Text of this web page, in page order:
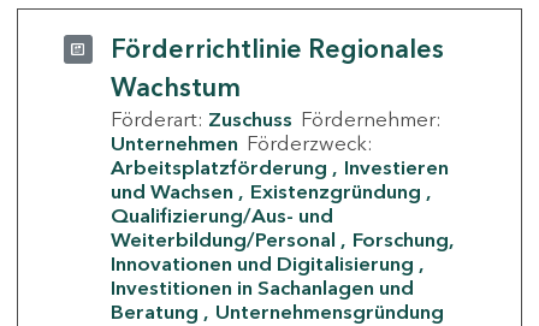
Förderrichtlinie Regionales
Wachstum
Förderart: Zuschuss Fördernehmer:
Unternehmen Förderzweck:
Arbeitsplatzförderung
Investieren
und Wachsen
Existenzgründung
Qualifizierung/Aus- und
Weiterbildung/Personal
Forschung,
Innovationen und Digitalisierung
Investitionen in Sachanlagen und
Beratung
Unternehmensgründung